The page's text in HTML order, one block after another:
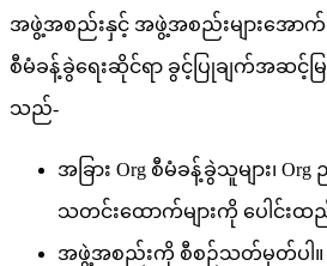
အဖအစညနင အဖအစညမအက
စမခနခရဆငရ ခင ပခကအဆင မ
သည-
အ ခ Org စမခနခသမ၊ Org
သတငထကမက ပ ငထ
အဖအစညက စစဉသတမတပ ။